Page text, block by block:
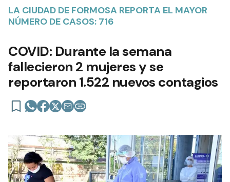
LA CIUDAD DE FORMOSA REPORTA EL MAYOR
NÚMERO DE CASOS: 716
COVID: Durante la semana
fallecieron 2 mujeres y se
reportaron 1.522 nuevos contagios